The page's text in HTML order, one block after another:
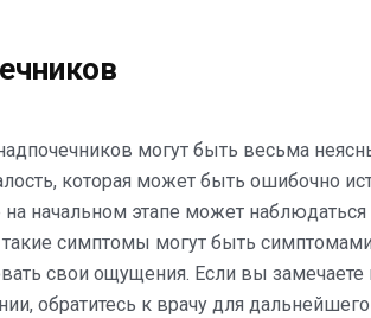
могут быть весьма
которая может быть ошибочно
на начальном этапе может наблюдаться
симптомы могут быть
свои ощущения. Если вы
обратитесь к врачу для